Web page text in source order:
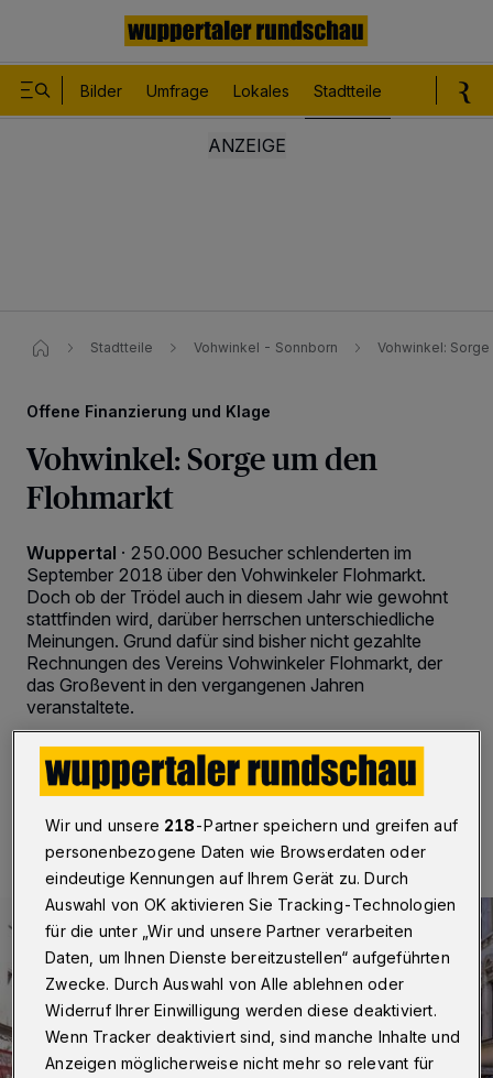
Bilder Umfrage Lokales Stadtteile
Stadtteile Vohwinkel - Sonnborn Vohwinkel:
Offene Finanzierung und Klage
Vohwinkel: Sorge um den
Flohmarkt
Wuppertal · 250.000 Besucher schlenderten im
September 2018 über den Vohwinkeler Flohmarkt.
Doch ob der Trödel auch in diesem Jahr wie gewohnt
stattfinden wird, darüber herrschen unterschiedliche
Meinungen. Grund dafür sind bisher nicht gezahlte
Rechnungen des Vereins Vohwinkeler Flohmarkt, der
das Großevent in den vergangenen Jahren
veranstaltete.
09.02.2019 , 09:30 Uhr 2 Minuten Lesezeit
Wir und unsere 218-Partner speichern und greifen auf
personenbezogene Daten wie Browserdaten oder
eindeutige Kennungen auf Ihrem Gerät zu. Durch
Auswahl von OK aktivieren Sie Tracking-Technologien
für die unter „Wir und unsere Partner verarbeiten
Daten, um Ihnen Dienste bereitzustellen“ aufgeführten
Zwecke. Durch Auswahl von Alle ablehnen oder
Widerruf Ihrer Einwilligung werden diese deaktiviert.
Wenn Tracker deaktiviert sind, sind manche Inhalte und
Anzeigen möglicherweise nicht mehr so relevant für